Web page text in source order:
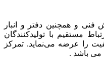
فنی و همچنین دفتر و انبار
مستقیم با تولیدکنندگان
را عرضه می‌نماید. تمرکز
می باشد .